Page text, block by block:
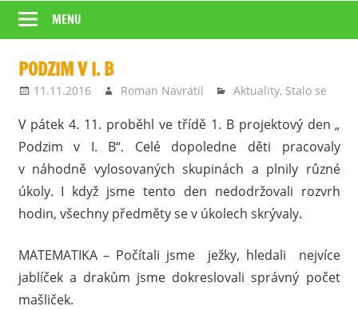
MENU
PODZIM V I. B
11.11.2016 Roman Navrátil Aktuality, Stalo se
V pátek 4. 11. proběhl ve třídě 1. B projektový den „
Podzim v I. B“. Celé dopoledne děti pracovaly
v náhodně vylosovaných skupinách a plnily různé
úkoly. I když jsme tento den nedodržovali rozvrh
hodin, všechny předměty se v úkolech skrývaly.
MATEMATIKA – Počítali jsme ježky, hledali nejvíce
jablíček a drakům jsme dokreslovali správný počet
mašliček.